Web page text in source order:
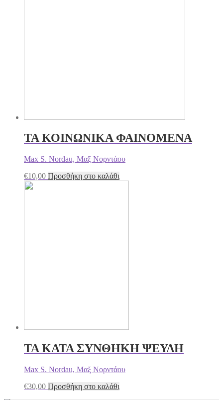
ΤΑ ΚΟΙΝΩΝΙΚΑ ΦΑΙΝΟΜΕΝΑ
Max S. Nordau, Μαξ Νορντάου
€10,00 Προσθήκη στο καλάθι
ΤΑ ΚΑΤΑ ΣΥΝΘΗΚΗ ΨΕΥΔΗ
Max S. Nordau, Μαξ Νορντάου
€30,00 Προσθήκη στο καλάθι